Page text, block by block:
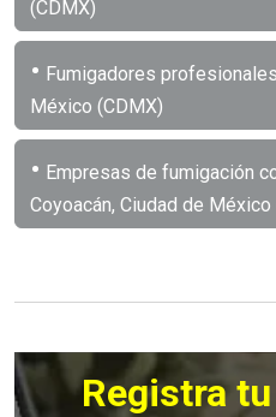
(CDMX)
• Fumigadores
México (CDMX)
• Empresas de fumigación
Coyoacán, Ciudad de México
Registra